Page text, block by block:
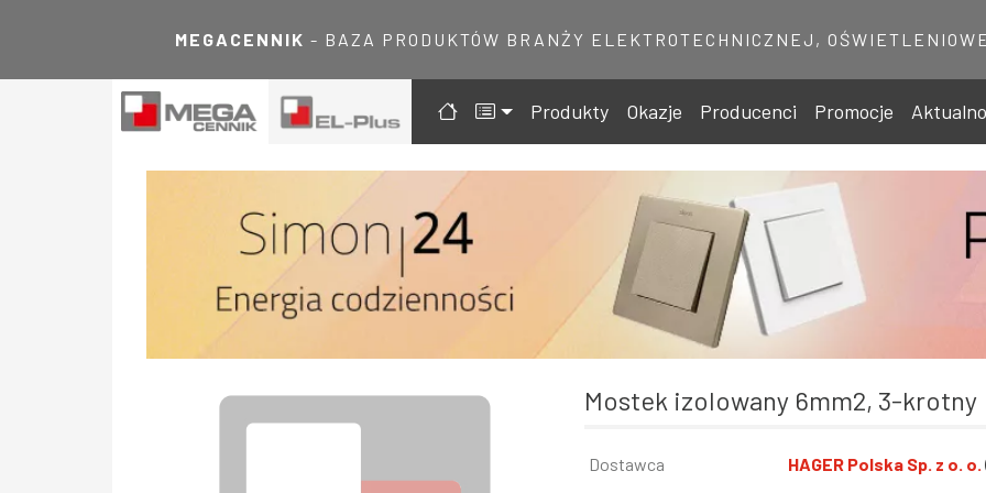
MEGACENNIK - BAZA PRODUKTÓW BRANŻY ELEKTROTECHNICZNEJ,
Produkty Okazje Producenci Promocje
Mostek izolowany 6mm2, 3-krotny
Informacja
Wartość
Dostawca HAGER Polska Sp. z o. o.